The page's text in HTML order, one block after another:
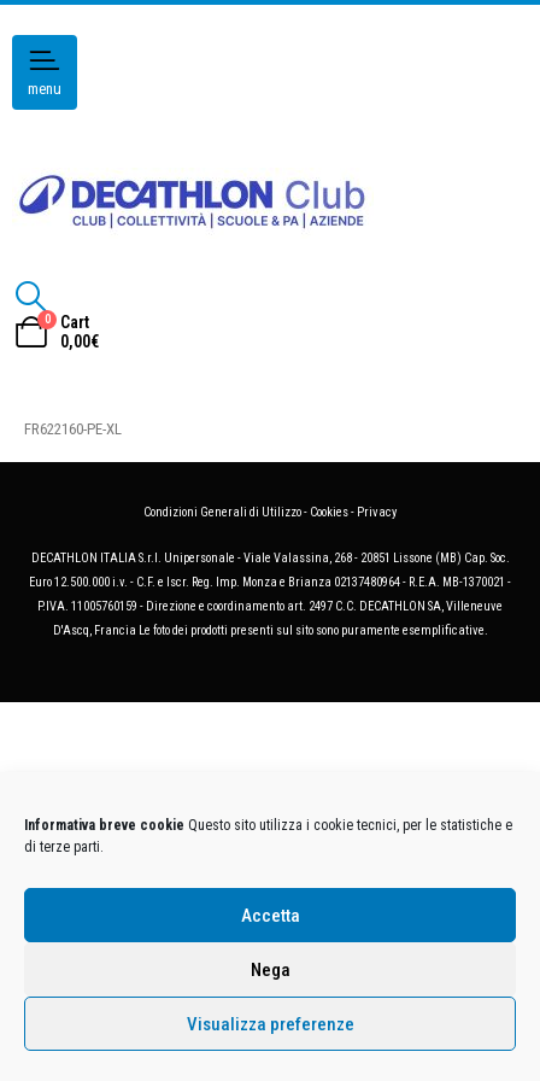
Informativa breve cookie Questo sito utilizza i cookie tecnici, per le statistiche e
di terze parti.
Accetta
Nega
Visualizza preferenze
menu
0
Cart
0,00€
FR622160-PE-XL
Condizioni Generali di Utilizzo- Cookies- Privacy
DECATHLON ITALIA S.r.l. Unipersonale - Viale Valassina, 268 - 20851 Lissone (MB) Cap. Soc.
Euro 12.500.000 i.v. - C.F. e Iscr. Reg. Imp. Monza e Brianza 02137480964 - R.E.A. MB-1370021 -
P.IVA. 11005760159 - Direzione e coordinamento art. 2497 C.C. DECATHLON SA, Villeneuve
D'Ascq, Francia Le foto dei prodotti presenti sul sito sono puramente esemplificative.